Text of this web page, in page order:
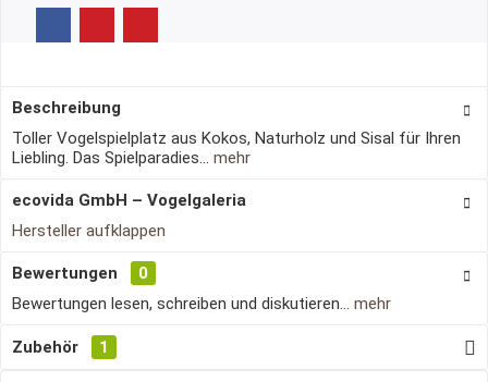
Beschreibung
Toller Vogelspielplatz aus Kokos, Naturholz und Sisal für Ihren
Liebling. Das Spielparadies... mehr
ecovida GmbH – Vogelgaleria
Hersteller aufklappen
Bewertungen
0
Bewertungen lesen, schreiben und diskutieren... mehr
Zubehör 1